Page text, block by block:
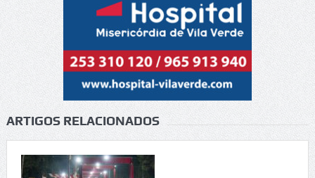
ARTIGOS RELACIONADOS